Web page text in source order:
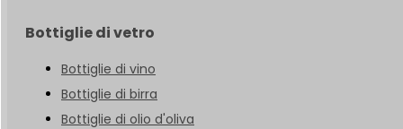
Bottiglie di vetro
Bottiglie di vino
Bottiglie di birra
Bottiglie di olio d'oliva